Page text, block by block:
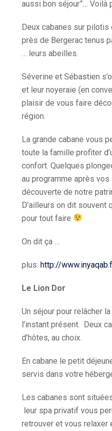
aussi bon séjour”… Voilà
Deux cabanes sur pilotis
près de Bergerac tenus
… leurs abeilles.
Séverine et Sébastien
et leur noyeraie (en
plaisir de vous faire
région.
La grande cabane vous
toute la famille profiter
confort. Quelques
au programme après
découverte de notre
D’ailleurs on dit souvent
pour tout faire
On dit ça …
plus: http://
Le Lion Dor
Un séjour pour relâcher
l’instant présent. Deux
d’hôtes, au choix.
En cabane le petit
servis dans votre
Les cabanes sont
leur spa privatif vous
retrouver et vous relaxer